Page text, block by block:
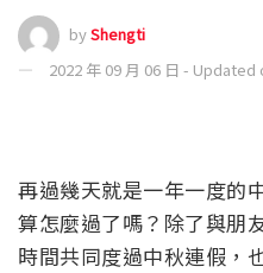
byShengti
2022 年 09 月 06 日 - Updated
再過幾天就是一年一度的
算怎麼過了嗎？除了與朋
時間共同度過中秋連假，